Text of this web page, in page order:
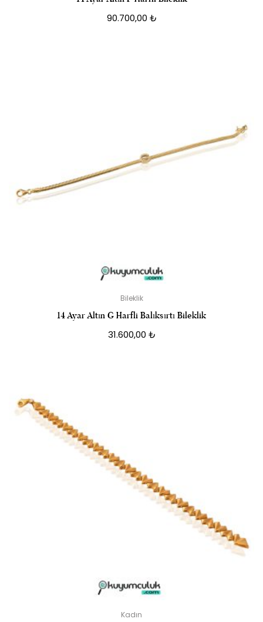
90.700,00 ₺
Bileklik
14 Ayar Altın G Harfli Balıksırtı Bileklik
31.600,00 ₺
Kadın